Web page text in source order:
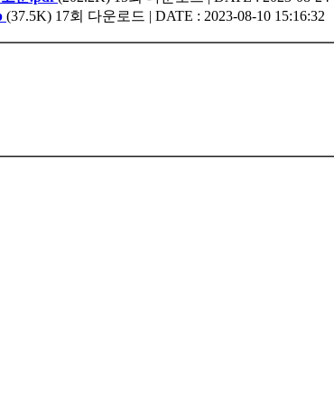
(37.5K) 17회 다운로드 | DATE : 2023-08-10 15:16:32